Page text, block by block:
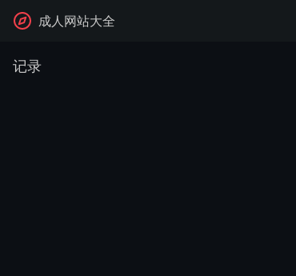
成人网站大全
记录